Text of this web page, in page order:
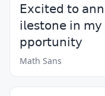
𝖤𝗑𝖼𝗂𝗍𝖾𝖽 𝗍𝗈
𝗂𝗅𝖾𝗌𝗍𝗈𝗇𝖾 𝗂𝗇
𝗉𝗉𝗈𝗋𝗍𝗎𝗇𝗂𝗍𝗒
Math Sans